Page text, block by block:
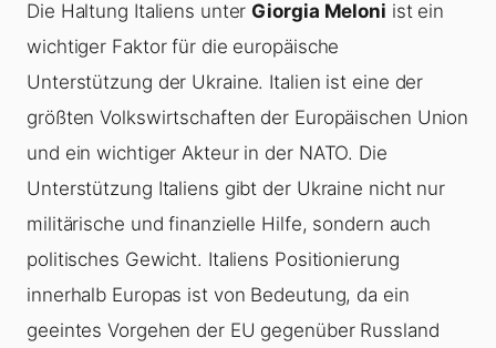
Die Haltung Italiens unter Giorgia Meloni ist ein
wichtiger Faktor für die europäische
Unterstützung der Ukraine. Italien ist eine der
größten Volkswirtschaften der Europäischen Union
und ein wichtiger Akteur in der NATO. Die
Unterstützung Italiens gibt der Ukraine nicht nur
militärische und finanzielle Hilfe, sondern auch
politisches Gewicht. Italiens Positionierung
innerhalb Europas ist von Bedeutung, da ein
geeintes Vorgehen der EU gegenüber Russland